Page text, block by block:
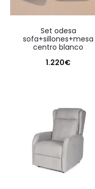
set odesa
sofa+sillones+mesa
centro blanco
1.220€